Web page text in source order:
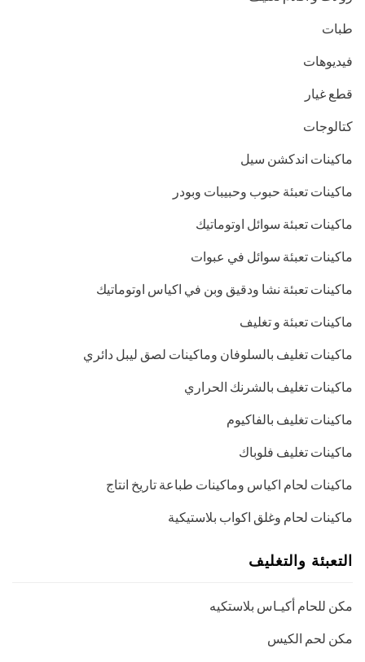
طبات
فيديوهات
قطع غيار
كتالوجات
ماكينات اندكشن سيل
ماكينات تعبئة حبوب وحبيبات وبودر
ماكينات تعبئة سوائل اوتوماتيك
ماكينات تعبئة سوائل في عبوات
ماكينات تعبئة نشا ودقيق وبن في اكياس اوتوماتيك
ماكينات تعبئة و تغليف
ماكينات تغليف بالسلوفان وماكينات لصق ليبل دائري
ماكينات تغليف بالشرنك الحراري
ماكينات تغليف بالفاكيوم
ماكينات تغليف فلوباك
ماكينات لحام اكياس وماكينات طباعة تاريخ انتاج
ماكينات لحام وغلق اكواب بلاستيكية
التعبئة والتغليف
مكن للحام أكيـاس بلاستكيه
مكن لحم الكيس